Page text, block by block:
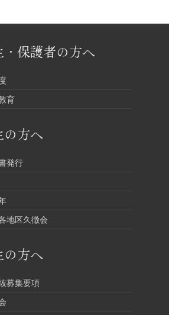
保護者の方へ
育
方へ
発行
地区久徴会
の方へ
募集要項